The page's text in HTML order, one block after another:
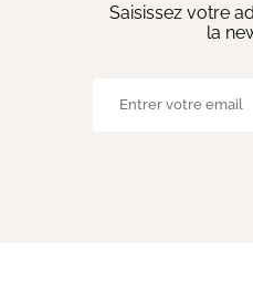
Saisissez votre
la